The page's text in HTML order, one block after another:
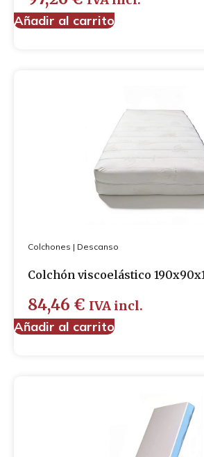
Añadir al carrito
Colchones | Descanso
Colchón viscoelástico
84,46 € IVA incl.
Añadir al carrito